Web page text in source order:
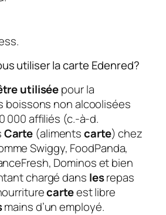
utiliser la carte Edenred?
utiliséepour la
boissons non alcoolisées
000 affiliés (c.-à-d.
Carte (alimentscarte) chez
Swiggy, FoodPanda,
Dominos et bien
chargé dans lesrepas
carteest libre
mains d’un employé.